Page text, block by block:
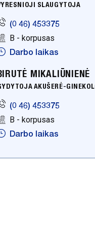
SLAUGYTOJA
(0 46) 453375
B - korpusas
Darbo laikas
MIKALIŪNIENĖ
AKUŠERĖ-
(0 46) 453375
B - korpusas
Darbo laikas